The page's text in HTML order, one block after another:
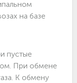
на базе
пустые
При обмене
К обмену